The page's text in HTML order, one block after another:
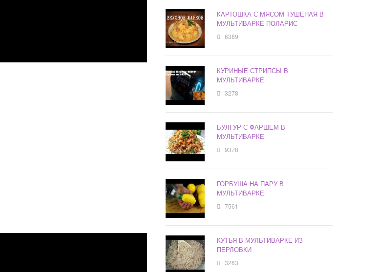
КАРТОШКА С МЯСОМ ТУШЕНАЯ В
МУЛЬТИВАРКЕ ПОЛАРИС
6389
КУРИНЫЕ СТРИПСЫ В
МУЛЬТИВАРКЕ
3278
БУЛГУР С ФАРШЕМ В
МУЛЬТИВАРКЕ
9378
ГОРБУША НА ПАРУ В
МУЛЬТИВАРКЕ
7561
КУТЬЯ В МУЛЬТИВАРКЕ ИЗ
ПЕРЛОВКИ
3263